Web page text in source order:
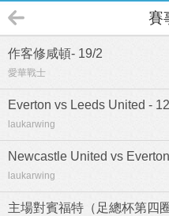
賽
作客修咸頓- 19/2
愛華戰士
Everton vs Leeds United -
laukarwing
Newcastle United vs
laukarwing
主場對賓福特（足總杯第四圈